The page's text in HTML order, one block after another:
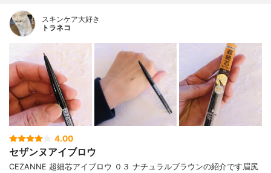
スキンケア大好き
トラネコ
4.00
セザンヌアイブロウ
CEZANNE 超細芯アイブロウ ０３ ナチュラルブラウンの紹介です眉尻